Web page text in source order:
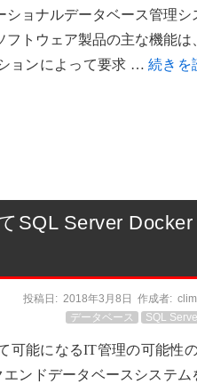
ショナルデータベース管理シ
フトウェア製品の主な機能は
ョンによって要求 …続きを
SQL Server Docker
投稿日: 2018年3月8日 作成者:
データベース
SQL
可能になるIT管理の可能性
エンドデータベースシステム